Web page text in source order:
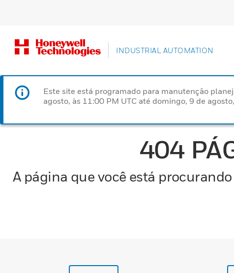
INDUSTRIAL AUTOMATION
Este site está programado para manutenção
agosto, às 11:00 PM UTC até domingo, 9 de
404
A página que você está